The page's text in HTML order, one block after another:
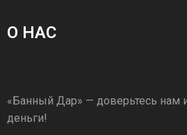
О НАС
«Банный Дар» — доверьтесь
деньги!